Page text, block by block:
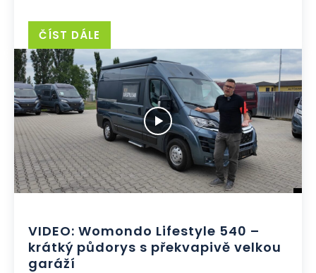
ČÍST DÁLE
VIDEO: Womondo Lifestyle 540 –
krátký půdorys s překvapivě velkou
garáží